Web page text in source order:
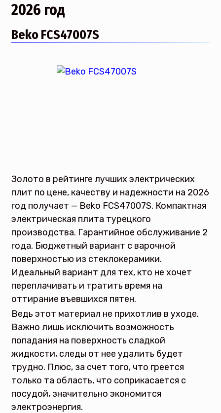
2026 год
Beko FCS47007S
Золото в рейтинге лучших электрических
плит по цене, качеству и надежности на 2026
год получает — Beko FCS47007S. Компактная
электрическая плита турецкого
производства. Гарантийное обслуживание 2
года. Бюджетный вариант с варочной
поверхностью из стеклокерамики.
Идеальный вариант для тех, кто не хочет
переплачивать и тратить время на
оттирание въевшихся пятен.
Ведь этот материал не прихотлив в уходе.
Важно лишь исключить возможность
попадания на поверхность сладкой
жидкости, следы от нее удалить будет
трудно. Плюс, за счет того, что греется
только та область, что соприкасается с
посудой, значительно экономится
электроэнергия.